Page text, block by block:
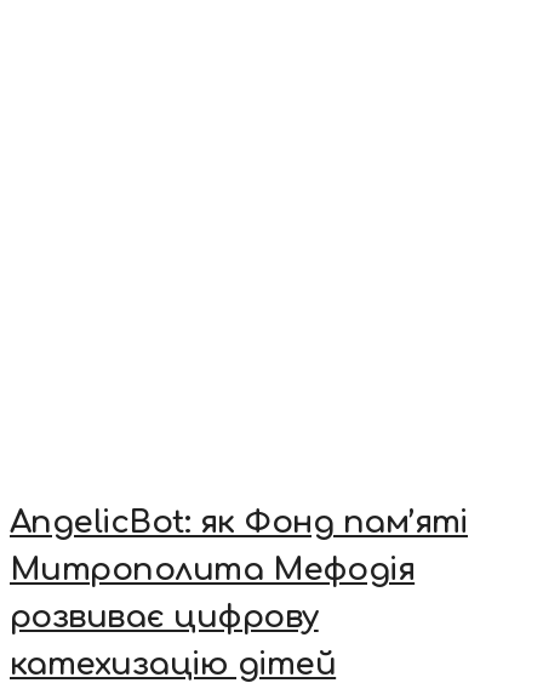
AngelicBot: як Фонд пам’яті
Митрополита Мефодія
розвиває цифрову
катехизацію дітей